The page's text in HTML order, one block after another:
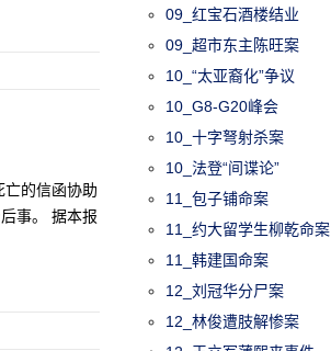
的信函协助
事。 据本报
09_红宝石酒楼结业
09_超市东主陈旺案
10_“太亚裔化”争议
10_G8-G20峰会
10_十字弩射杀案
10_法登“间谍论”
11_包子铺命案
11_约大留学生柳乾命案
11_韩建国命案
12_刘冠华分尸案
12_林俊遭肢解惨案